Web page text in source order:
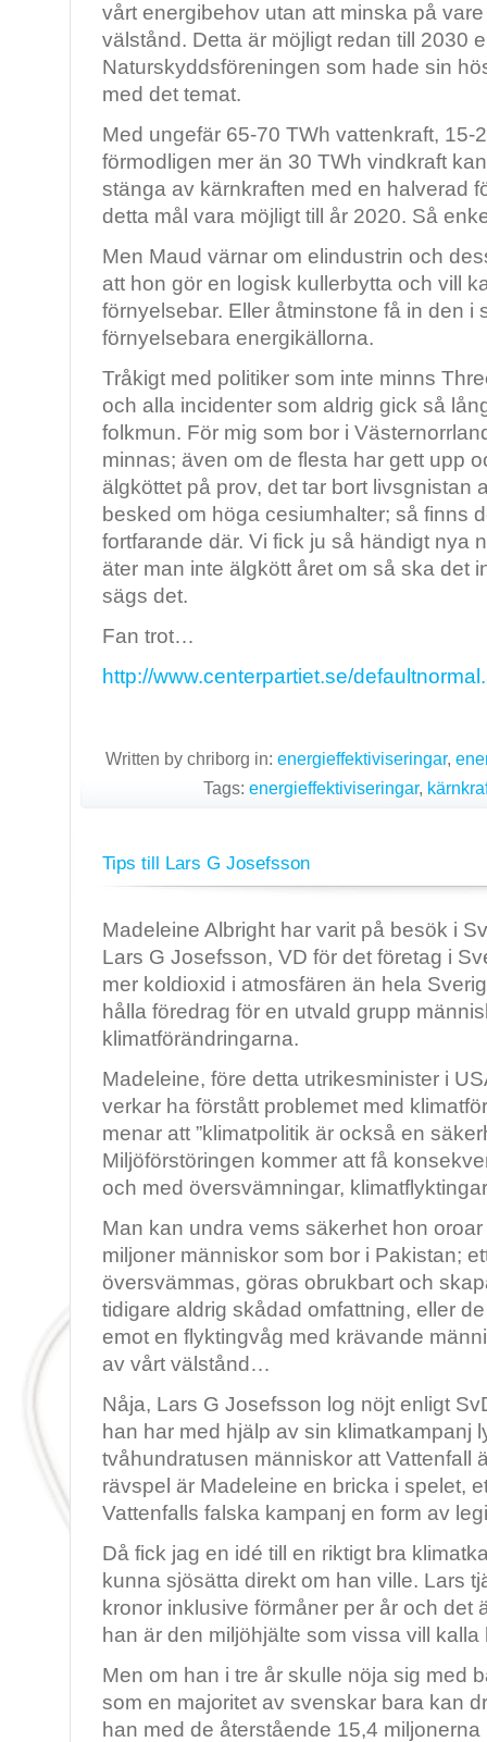
vårt energibehov utan att minska på
välstånd. Detta är möjligt redan till 2030
Naturskyddsföreningen som hade sin
med det temat.
Med ungefär 65-70 TWh vattenkraft, 15-
förmodligen mer än 30 TWh vindkraft
stänga av kärnkraften med en halverad
detta mål vara möjligt till år 2020. Så
Men Maud värnar om elindustrin och
att hon gör en logisk kullerbytta och vill
förnyelsebar. Eller åtminstone få in den i
förnyelsebara energikällorna.
Tråkigt med politiker som inte minns
och alla incidenter som aldrig gick så
folkmun. För mig som bor i
minnas; även om de flesta har gett upp
älgköttet på prov, det tar bort livsgnistan
besked om höga cesiumhalter; så finns
fortfarande där. Vi fick ju så händigt nya
äter man inte älgkött året om så ska det
sägs det.
Fan trot…
http://www.centerpartiet.se/
Written by chriborg in: energieffektiviseringar,
Tags: energieffektiviseringar,
Tips till Lars G Josefsson
Madeleine Albright har varit på besök i
Lars G Josefsson, VD för det företag i
mer koldioxid i atmosfären än hela
hålla föredrag för en utvald grupp
klimatförändringarna.
Madeleine, före detta utrikesminister i
verkar ha förstått problemet med
menar att ”klimatpolitik är också en
Miljöförstöringen kommer att få
och med översvämningar,
Man kan undra vems säkerhet hon
miljoner människor som bor i Pakistan;
översvämmas, göras obrukbart och
tidigare aldrig skådad omfattning, eller
emot en flyktingvåg med krävande
av vårt välstånd…
Nåja, Lars G Josefsson log nöjt enligt
han har med hjälp av sin klimatkampanj
tvåhundratusen människor att Vattenfall
rävspel är Madeleine en bricka i spelet,
Vattenfalls falska kampanj en form av
Då fick jag en idé till en riktigt bra
kunna sjösätta direkt om han ville. Lars
kronor inklusive förmåner per år och det
han är den miljöhjälte som vissa vill kalla
Men om han i tre år skulle nöja sig med
som en majoritet av svenskar bara kan
han med de återstående 15,4